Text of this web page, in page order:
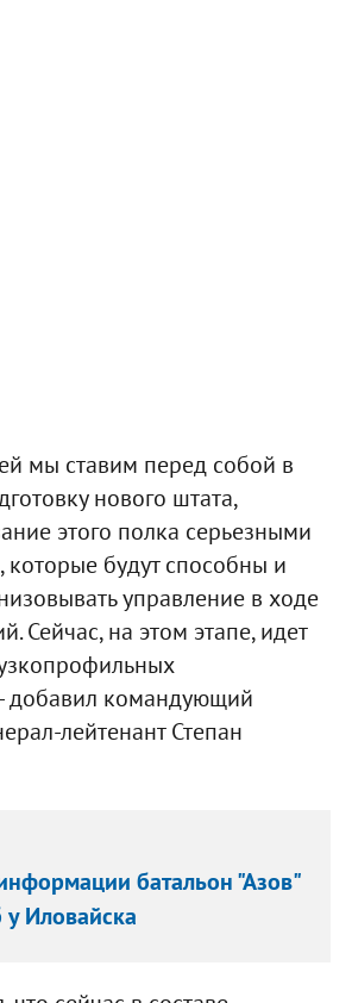
мы ставим перед собой в
нового штата,
этого полка серьезными
которые будут способны и
управление в ходе
Сейчас, на этом этапе, идет
- добавил командующий
лейтенант Степан
батальон "Азов"
Иловайска